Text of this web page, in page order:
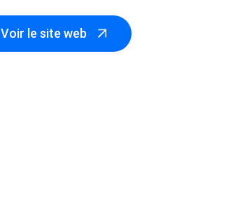
Voir le site web